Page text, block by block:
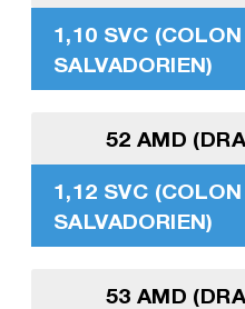
1,10 SVC (COLON
SALVADORIEN)
52 AMD
1,12 SVC (COLON
SALVADORIEN)
53 AMD